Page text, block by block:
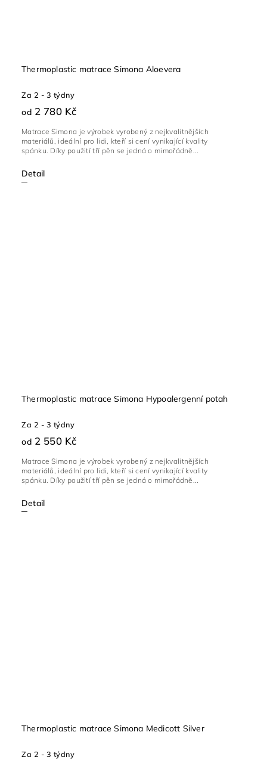
Thermoplastic matrace Simona Aloevera
Za 2 - 3 týdny
od 2 780 Kč
Detail
Matrace Simona je výrobek vyrobený z nejkvalitnějších
materiálů, ideální pro lidi, kteří si cení vynikající kvality
spánku. Díky použití tří pěn se jedná o mimořádně...
Thermoplastic matrace Simona Hypoalergenní potah
Za 2 - 3 týdny
od 2 550 Kč
Detail
Matrace Simona je výrobek vyrobený z nejkvalitnějších
materiálů, ideální pro lidi, kteří si cení vynikající kvality
spánku. Díky použití tří pěn se jedná o mimořádně...
Thermoplastic matrace Simona Medicott Silver
Za 2 - 3 týdny